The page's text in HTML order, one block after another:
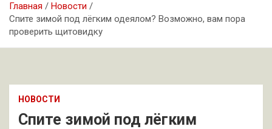
Главная
Новости
Спите зимой под лёгким одеялом? Возможно, вам пора
проверить щитовидку
НОВОСТИ
Спите зимой под лёгким